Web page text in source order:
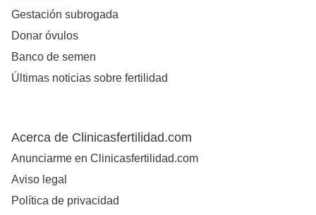
Gestación subrogada
Donar óvulos
Banco de semen
Últimas noticias sobre fertilidad
Acerca de Clinicasfertilidad.com
Anunciarme en Clinicasfertilidad.com
Aviso legal
Política de privacidad